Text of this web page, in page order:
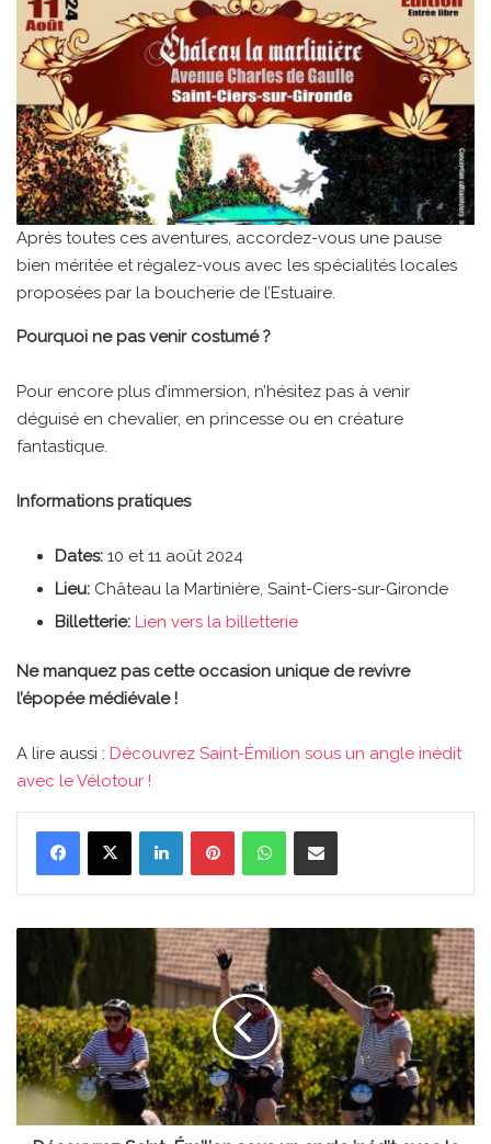
Après toutes ces aventures, accordez-vous une pause
bien méritée et régalez-vous avec les spécialités locales
proposées par la boucherie de l’Estuaire.
Pourquoi ne pas venir costumé ?
Pour encore plus d’immersion, n’hésitez pas à venir
déguisé en chevalier, en princesse ou en créature
fantastique.
Informations pratiques
Dates: 10 et 11 août 2024
Lieu: Château la Martinière, Saint-Ciers-sur-Gironde
Billetterie: Lien vers la billetterie
Ne manquez pas cette occasion unique de revivre
l’épopée médiévale !
A lire aussi : Découvrez Saint-Émilion sous un angle inédit
avec le Vélotour !
LinkedinPinterestWhatsAppPartager par email
Découvrez
Saint-
sous
un
angle
inédit
avec
le